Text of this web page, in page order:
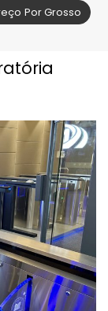
Por Grosso